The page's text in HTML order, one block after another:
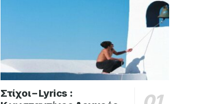
Στίχοι – Lyrics :